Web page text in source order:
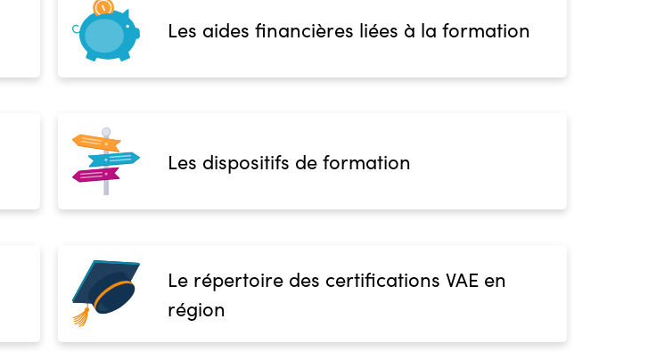
Les aides financières liées à la formation
Les dispositifs de formation
Le répertoire des certifications VAE en
région